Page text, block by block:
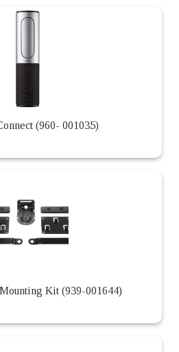
(960- 001035)
Kit (939-001644)